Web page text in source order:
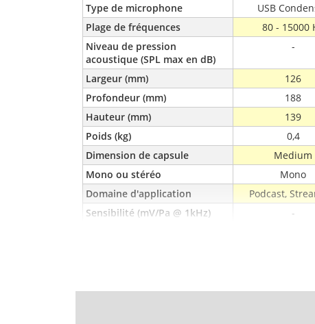
Type de microphone
USB
Plage de fréquences
80 - 15000
Niveau de pression
acoustique (SPL max en dB)
-
Largeur (mm) 126
Profondeur (mm)
188
Hauteur (mm)
139
Poids (kg)
0,4
Dimension de capsule
Medium
Mono ou stéréo
Mono
Domaine d'application
Podcast,
Sensibilité (mV/Pa @ 1kHz)
-